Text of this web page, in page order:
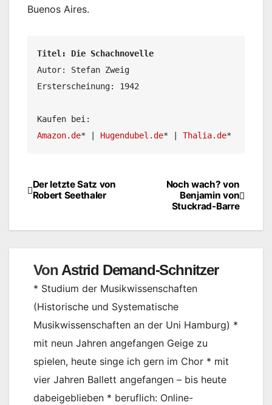
Buenos Aires.
Titel: Die Schachnovelle
Autor: Stefan Zweig
Ersterscheinung: 1942
Amazon.de* | Hugendubel.de* | Thalia.de*
BeitragsnavigationNoch wach? von
Benjamin von
Stuckrad-Barre
Der letzte Satz von
Robert Seethaler
Von Astrid Demand-Schnitzer
* Studium der Musikwissenschaften
(Historische und Systematische
Musikwissenschaften an der Uni Hamburg) *
mit neun Jahren angefangen Geige zu
spielen, heute singe ich gern im Chor * mit
vier Jahren Ballett angefangen – bis heute
dabeigeblieben * beruflich: Online-